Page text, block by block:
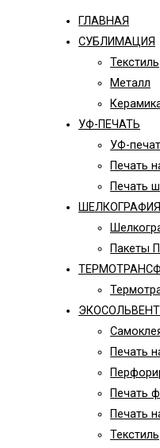
ГЛАВНАЯ
СУБЛИМАЦИЯ
Текстиль
Металл
УФ-ПЕЧАТЬ
УФ-
Печать
Печать
ШЕЛКОГРАФИЯ
Пакеты
ЭКОСОЛЬВЕНТ
Печать
Печать
Печать
Текстиль